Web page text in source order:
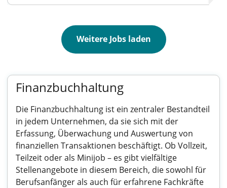
Weitere Jobs laden
Finanzbuchhaltung
Die Finanzbuchhaltung ist ein zentraler Bestandteil
in jedem Unternehmen, da sie sich mit der
Erfassung, Überwachung und Auswertung von
finanziellen Transaktionen beschäftigt. Ob Vollzeit,
Teilzeit oder als Minijob – es gibt vielfältige
Stellenangebote in diesem Bereich, die sowohl für
Berufsanfänger als auch für erfahrene Fachkräfte